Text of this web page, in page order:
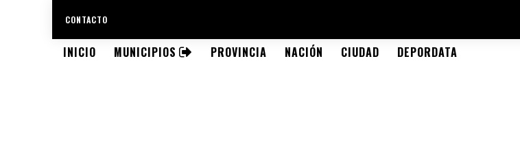
CONTACTO
INICIO MUNICIPIOS PROVINCIA NACIÓN CIUDAD DEPORDATA